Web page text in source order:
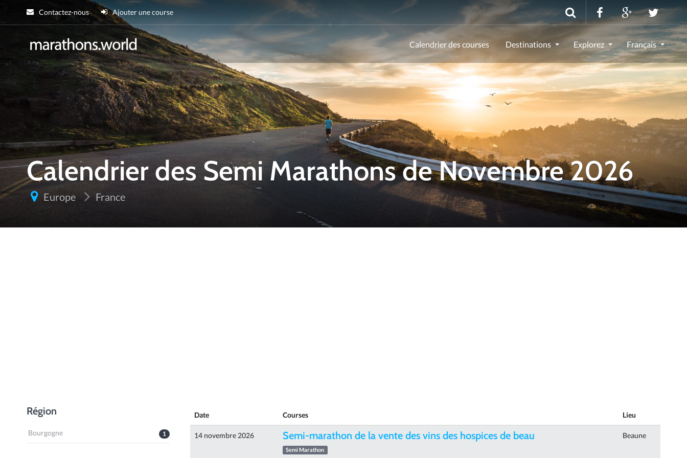
Contactez-nous Ajouter une course
marathons.world
Calendrier des courses Destinations Explorez Français
Calendrier des Semi Marathons de Novembre 2026
Europe France
Région
1
Bourgogne
Date Courses Lieu
14 novembre 2026 Semi-marathon de la vente des vins des hospices de beau
Semi Marathon
Beaune